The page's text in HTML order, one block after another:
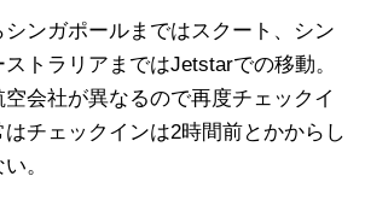
ンガポールまではスクート、シン
トラリアまではJetstarでの移動。
会社が異なるので再度チェックイ
チェックインは2時間前とかからし
。